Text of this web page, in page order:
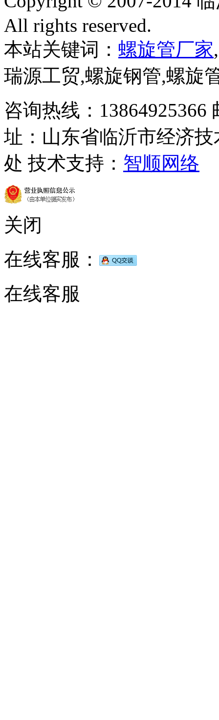
All rights reserved.
本站关键词： 螺旋管厂家
瑞源工贸,螺旋钢管,螺旋
咨询热线：13864925366
址：山东省临沂市经济
处 技术支持： 智顺网络
关闭
在线客服：
在线客服